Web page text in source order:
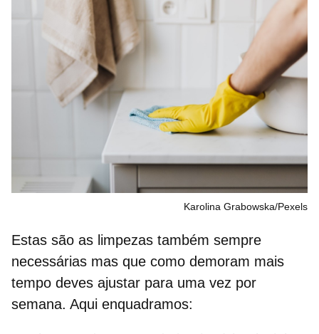
Karolina Grabowska/Pexels
Estas são as limpezas também sempre
necessárias mas que como demoram mais
tempo deves ajustar para uma vez por
semana. Aqui enquadramos: